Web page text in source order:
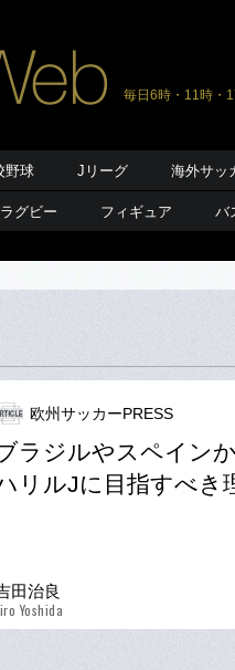
毎日6時・11時・
野球 Jリーグ 海外サッ
ラグビー フィギュア バ
欧州サッカーPRESS
ラジルやスペイン
リルJに目指すべき
田治良
Yoshida